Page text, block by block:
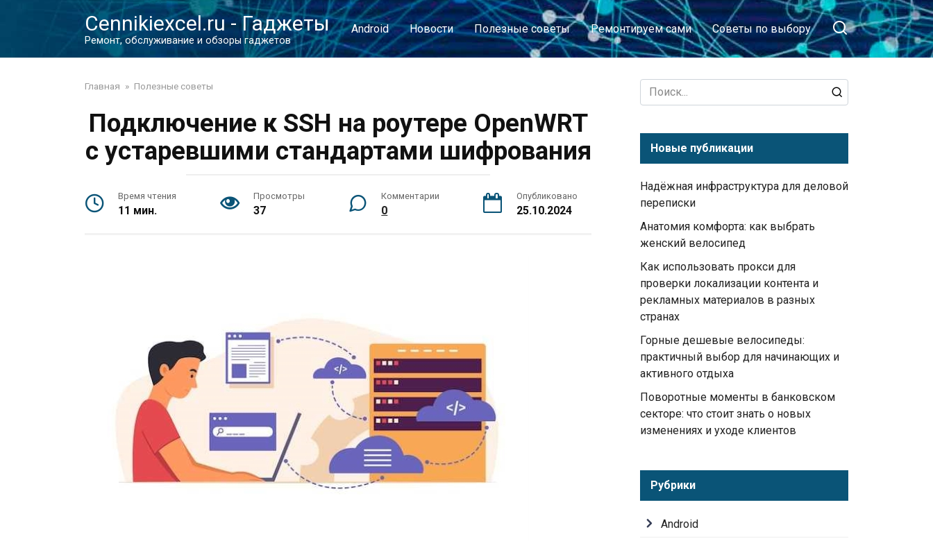
Cennikiexcel.ru - Гаджеты
Ремонт, обслуживание и обзоры гаджетов
Android Новости Полезные советы Ремонтируем сами Советы по выбору
Главная » Полезные советы
Подключение к SSH на роутере OpenWRT
с устаревшими стандартами шифрования
Время чтения
11 мин.
Просмотры
37
Комментарии
0
Опубликовано
25.10.2024
Search
for:
Новые публикации
Надёжная инфраструктура для деловой
переписки
Анатомия комфорта: как выбрать
женский велосипед
Как использовать прокси для
проверки локализации контента и
рекламных материалов в разных
странах
Горные дешевые велосипеды:
практичный выбор для начинающих и
активного отдыха
Поворотные моменты в банковском
секторе: что стоит знать о новых
изменениях и уходе клиентов
Рубрики
Android